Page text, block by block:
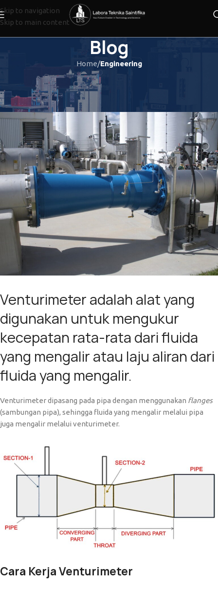
Skip to navigation
Skip to main content
Blog
Home/Engineering
ENGINEERING
Kupas Tuntas Venturimeter
LTS_admin
Venturimeter adalah alat yang
digunakan untuk mengukur
kecepatan rata-rata dari fluida
yang mengalir atau laju aliran dari
fluida yang mengalir.
Venturimeter dipasang pada pipa dengan menggunakan flanges
(sambungan pipa), sehingga fluida yang mengalir melalui pipa
juga mengalir melalui venturimeter.
Cara Kerja Venturimeter